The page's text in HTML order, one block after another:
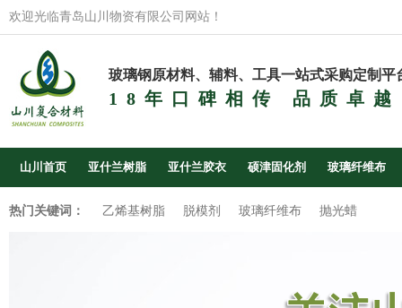
欢迎光临青岛山川物资有限公司网站！
玻璃钢原材料、辅料、工具一站式采购定制平
18年口碑相传 品质卓越
山川首页 亚什兰树脂 亚什兰胶衣 硕津固化剂 玻璃纤维布
热门关键词： 乙烯基树脂 脱模剂 玻璃纤维布 抛光蜡